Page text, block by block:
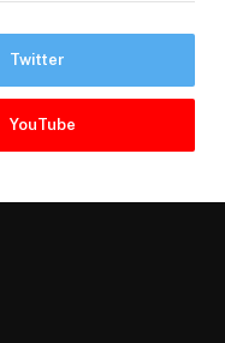
Twitter
YouTube